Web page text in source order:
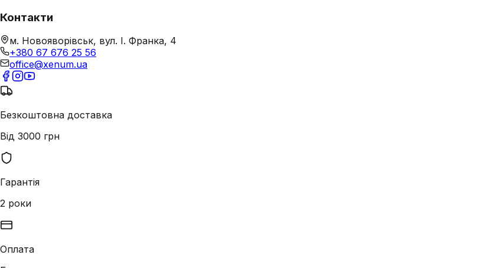
Контакти
м. Новояворівськ, вул. І. Франка, 4
+380 67 676 25 56
office@xenum.ua
Безкоштовна доставка
Від 3000 грн
Гарантія
2 роки
Оплата